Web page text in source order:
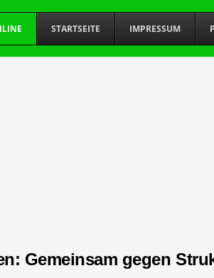
STARTSEITE IMPRESSUM
Gemeinsam gegen